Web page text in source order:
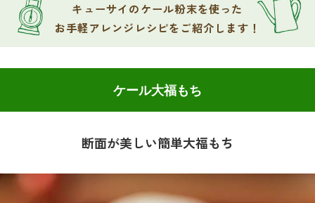
キューサイのケール粉末を使った
お手軽アレンジレシピをご紹介します！
ケール大福もち
断面が美しい簡単大福もち